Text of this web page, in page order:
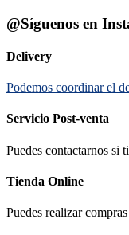
@Síguenos en
Delivery
Podemos coordinar el
Servicio Post-venta
Puedes contactarnos si
Tienda Online
Puedes realizar